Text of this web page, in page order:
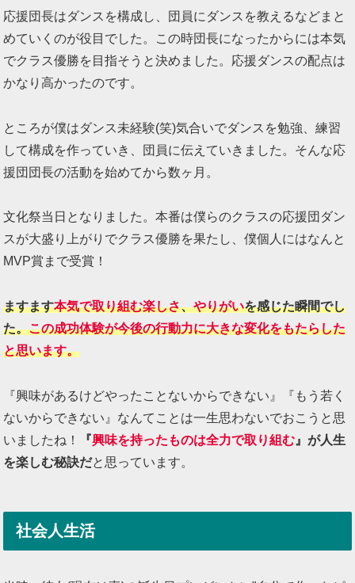
応援団長はダンスを構成し、団員にダンスを教えるなどまと
めていくのが役目でした。この時団長になったからには本気
でクラス優勝を目指そうと決めました。応援ダンスの配点は
かなり高かったのです。
ところが僕はダンス未経験(笑)気合いでダンスを勉強、練習
して構成を作っていき、団員に伝えていきました。そんな応
援団団長の活動を始めてから数ヶ月。
文化祭当日となりました。本番は僕らのクラスの応援団ダン
スが大盛り上がりでクラス優勝を果たし、僕個人にはなんと
MVP賞まで受賞！
ますます本気で取り組む楽しさ、やりがいを感じた瞬間でし
た。この成功体験が今後の行動力に大きな変化をもたらした
と思います。
『興味があるけどやったことないからできない』『もう若く
ないからできない』なんてことは一生思わないでおこうと思
いましたね！
『興味を持ったものは全力で取り組む 』が人生
を楽しむ秘訣だと思っています。
社会人生活